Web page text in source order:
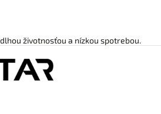
životnosťou a nízkou spotrebou.